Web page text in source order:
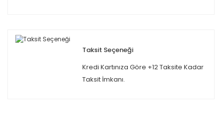
Taksit Seçeneği
Kredi Kartınıza Göre +12 Taksite Kadar
Taksit İmkanı.